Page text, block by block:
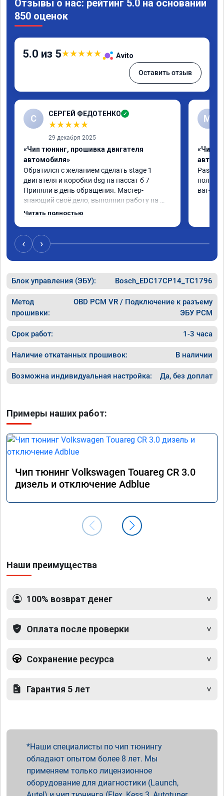
Отзывы о нас: рейтинг 5.0 на основании
850 оценок
5.0 из 5★★★★★ Avito
Оставить отзыв
С СЕРГЕЙ ФЕДОТЕНКО ✓
★★★★★
29 декабря 2025
«Чип тюнинг, прошивка двигателя
автомобиля»
Обратился с желанием сделать stage 1
двигателя и коробки dsg на пассат б 7
Приняли в день обращения. Мастер-
знающий своё дело, выполнил работу на 💯
процентов!!! Через 1.5 часа (время на
А 011851 . Рекомендую!!!
Читать полностью
M
«Чип
Passat
ваг-
‹ ›
Блок управления (ЭБУ): Bosch_EDC17CP14_TC1796
Метод
прошивки:
OBD PCM VR / Подключение к разъему
ЭБУ PCM
Срок работ: 1-3 часа
Наличие откатанных прошивок: В наличии
Возможна индивидуальная настройка: Да, без доплат
Примеры наших работ:
Чип тюнинг Volkswagen Touareg CR 3.0
дизель и отключение Adblue
Наши преимущества
100% возврат денег
Оплата после проверки
Сохранение ресурса
Гарантия 5 лет
Наши специалисты по чип тюнингу
обладают опытом более 8 лет. Мы
применяем только лицензионное
оборудование для диагностики (Launch,